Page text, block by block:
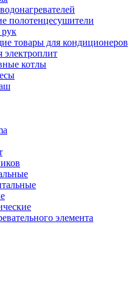
полотенцесушители
товары для кондиционеров
котлы
элемента